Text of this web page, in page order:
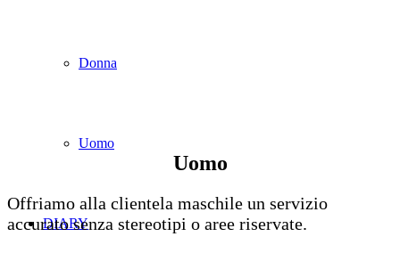
Donna
Uomo
DIARY
Uomo
Offriamo alla clientela maschile un servizio
accurato senza stereotipi o aree riservate.